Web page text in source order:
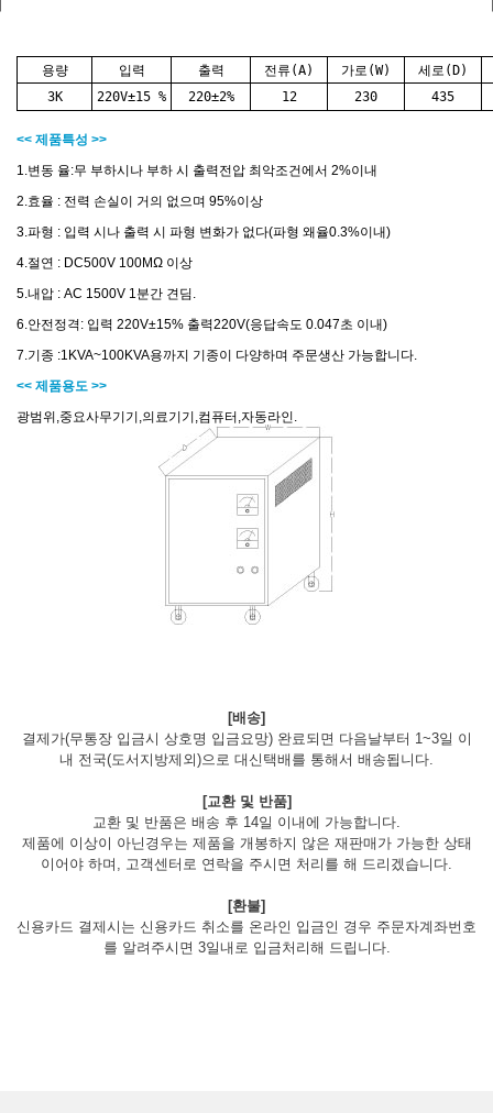
용량 입력 출력 전류(A) 가로(W)
세로(D)
3K
220V±15 % 220±2% 12 230 435
<< 제품특성 >>
1.변동 율:무 부하시나 부하 시 출력전압 최악조건에서 2%이내
2.효율 : 전력 손실이 거의 없으며 95%이상
3.파형 : 입력 시나 출력 시 파형 변화가 없다(파형 왜율0.3%이내)
4.절연 : DC500V 100MΩ 이상
5.내압 : AC 1500V 1분간 견딤.
6.안전정격: 입력 220V±15% 출력220V(응답속도 0.047초 이내)
7.기종 :1KVA~100KVA용까지 기종이 다양하며 주문생산 가능합니다.
<< 제품용도 >>
광범위,중요사무기기,의료기기,컴퓨터,자동라인.
[배송]
결제가(무통장 입금시 상호명 입금요망) 완료되면 다음날부터 1~3일 이
내 전국(도서지방제외)으로 대신택배를 통해서 배송됩니다.
[교환 및 반품]
교환 및 반품은 배송 후 14일 이내에 가능합니다.
제품에 이상이 아닌경우는 제품을 개봉하지 않은 재판매가 가능한 상태
이어야 하며, 고객센터로 연락을 주시면 처리를 해 드리겠습니다.
[환불]
신용카드 결제시는 신용카드 취소를 온라인 입금인 경우 주문자계좌번호
를 알려주시면 3일내로 입금처리해 드립니다.